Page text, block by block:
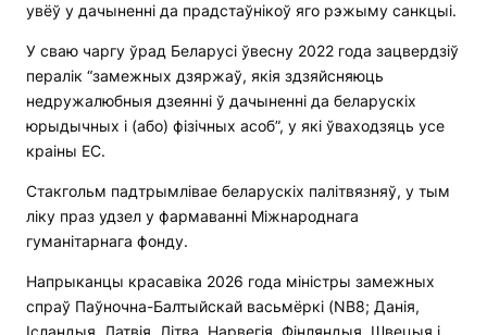
увёў у дачыненні да прадстаўнікоў яго рэжыму санкцыі.
У сваю чаргу ўрад Беларусі ўвесну 2022 года зацвердзіў
пералік “замежных дзяржаў, якія здзяйсняюць
недружалюбныя дзеянні ў дачыненні да беларускіх
юрыдычных і (або) фізічных асоб”, у які ўваходзяць усе
краіны ЕС.
Стакгольм падтрымлівае беларускіх палітвязняў, у тым
ліку праз удзел у фармаванні Міжнароднага
гуманітарнага фонду.
Напрыканцы красавіка 2026 года міністры замежных
спраў Паўночна-Балтыйскай васьмёркі (NB8; Данія,
Ісландыя, Латвія, Літва, Нарвегія, Фінляндыя, Швецыя і